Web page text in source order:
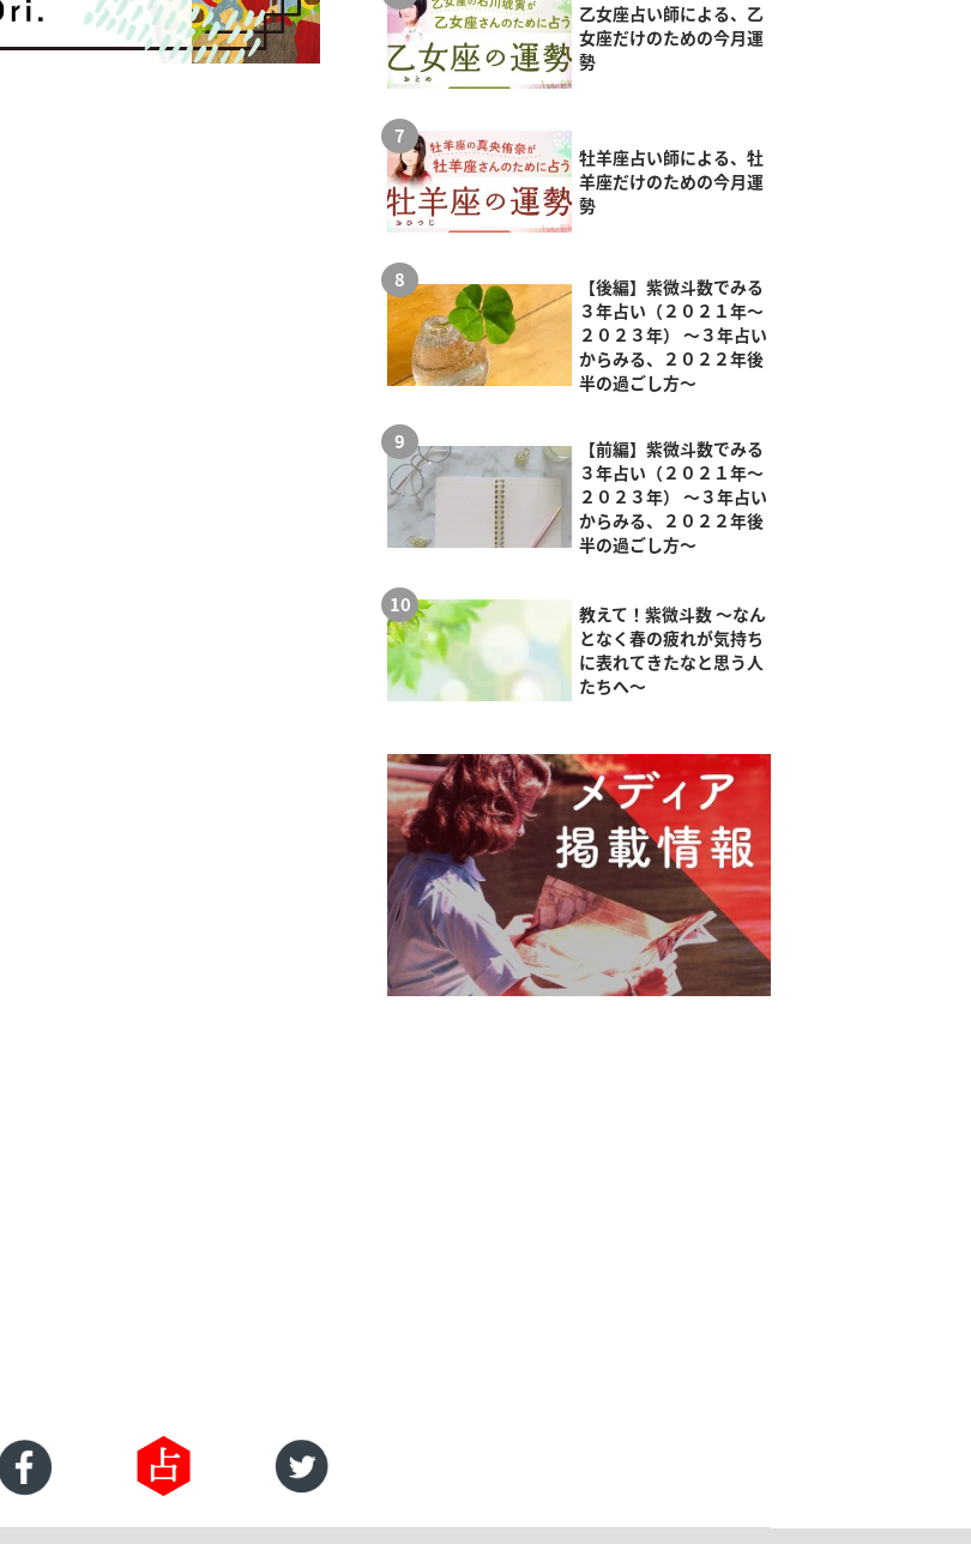
乙女座占い師による、乙
女座だけのための今月運
勢
牡羊座占い師による、牡
羊座だけのための今月運
勢
【後編】紫微斗数でみる
３年占い（２０２１年～
２０２３年） ～３年占い
からみる、２０２２年後
半の過ごし方～
【前編】紫微斗数でみる
３年占い（２０２１年～
２０２３年） ～３年占い
からみる、２０２２年後
半の過ごし方～
教えて！紫微斗数 ～なん
となく春の疲れが気持ち
に表れてきたなと思う人
たちへ～